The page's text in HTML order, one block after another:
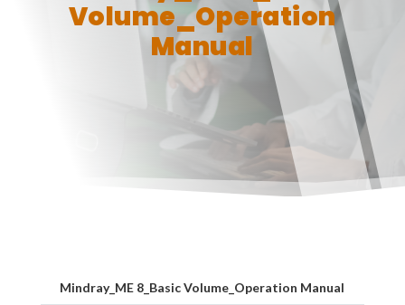
Volume_Operation
Manual
Mindray_ME 8_Basic Volume_Operation Manual